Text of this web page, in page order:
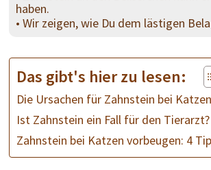
haben.
• Wir zeigen, wie Du dem lästigen
Das gibt's hier zu lesen:
Die Ursachen für Zahnstein bei Katzen
Ist Zahnstein ein Fall für den Tierarzt?
Zahnstein bei Katzen vorbeugen: 4